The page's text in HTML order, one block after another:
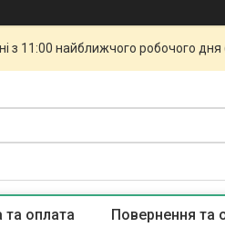
з 11:00 найближчого робочого дня
оплата Повернення та